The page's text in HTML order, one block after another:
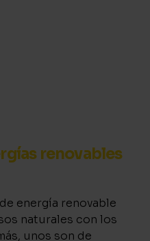
renovables
energía renovable
naturales con los
unos son de